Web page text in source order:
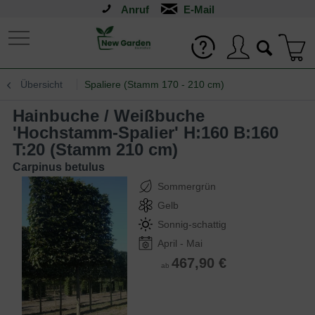
Anruf
Übersicht Spaliere (Stamm 170 - 210 cm)
Hainbuche / Weißbuche
'Hochstamm-Spalier' H:160 B:160
T:20 (Stamm 210 cm)
Carpinus betulus
Sommergrün
Gelb
Sonnig-schattig
April - Mai
ab 467,90 €